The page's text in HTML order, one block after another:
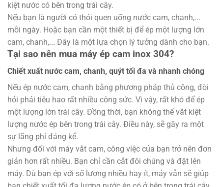
kiệt nước có bên trong trái cây.
Nếu bạn là người có thói quen uống nước cam, chanh,...
mỗi ngày. Hoặc bạn cần một thiết bị để ép một lượng lớn
cam, chanh,... Đây là một lựa chọn lý tưởng dành cho bạn.
Tại sao nên mua máy ép cam inox 304?
Chiết xuất nước cam, chanh, quýt tối đa và nhanh chóng
Nếu ép nước cam, chanh bằng phương pháp thủ công, đòi
hỏi phải tiêu hao rất nhiều công sức. Vì vậy, rất khó để ép
một lượng lớn trái cây. Đồng thời, bạn không thể vắt kiệt
lượng nước ép bên trong trái cây. Điều này, sẽ gây ra một
sự lãng phí đáng kể.
Nhưng đối với máy vắt cam, công việc của bạn trở nên đơn
giản hơn rất nhiều. Bạn chỉ cần cắt đôi chúng và đặt lên
máy. Dù bạn ép với số lượng nhiều hay ít, máy vẫn sẽ giúp